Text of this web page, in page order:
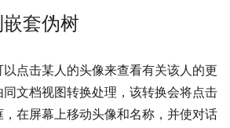
套伪树
点击某人的头像来查看有关该人的更
文档视图转换处理，该转换会将点击
在屏幕上移动头像和名称，并使对话